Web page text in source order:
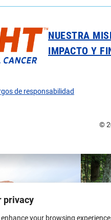
privacy
your browsing
NUESTRA
IMPACTO Y
de responsabilidad
©